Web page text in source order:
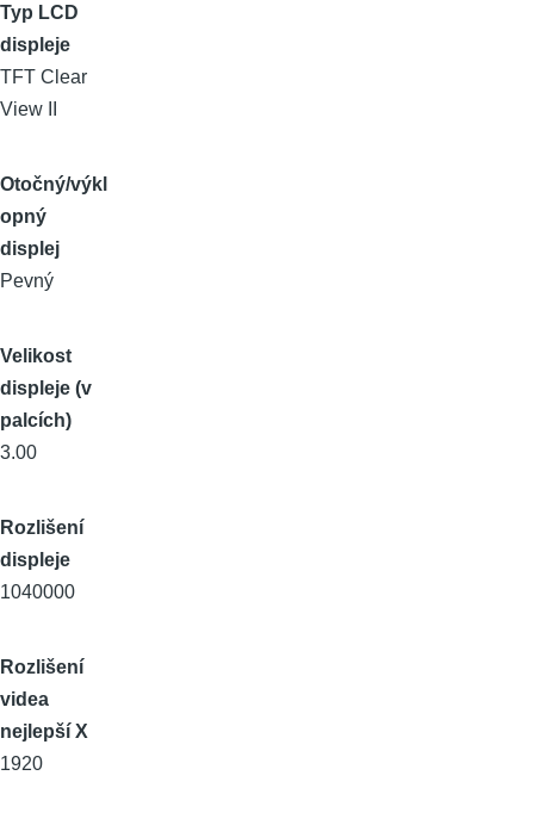
Typ LCD
displeje
TFT Clear
View II
Otočný/výkl
opný
displej
Pevný
Velikost
displeje (v
palcích)
3.00
Rozlišení
displeje
1040000
Rozlišení
videa
nejlepší X
1920